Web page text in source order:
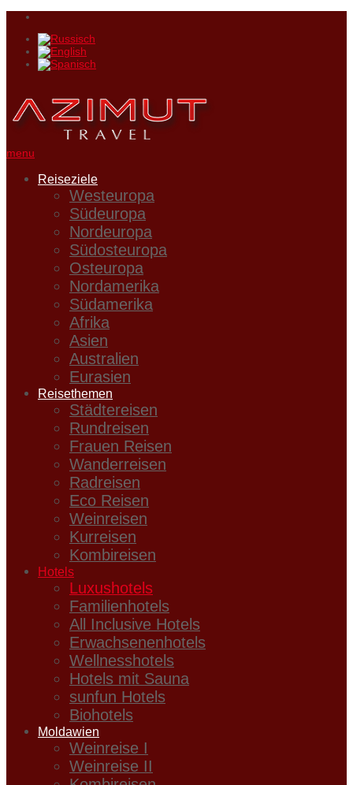
menu
Reiseziele
Westeuropa
Südeuropa
Nordeuropa
Südosteuropa
Osteuropa
Nordamerika
Südamerika
Afrika
Asien
Australien
Eurasien
Reisethemen
Städtereisen
Rundreisen
Frauen Reisen
Wanderreisen
Radreisen
Eco Reisen
Weinreisen
Kurreisen
Kombireisen
Hotels
Luxushotels
Familienhotels
All Inclusive Hotels
Erwachsenenhotels
Wellnesshotels
Hotels mit Sauna
sunfun Hotels
Biohotels
Moldawien
Weinreise I
Weinreise II